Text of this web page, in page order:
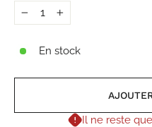
+
En stock
Il ne reste